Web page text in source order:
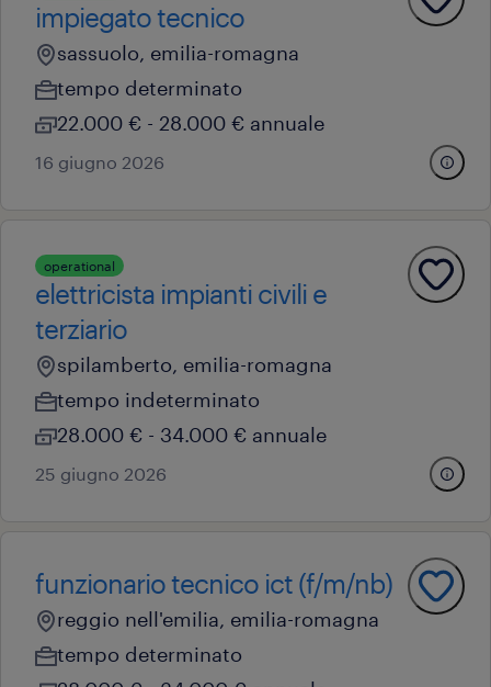
impiegato tecnico
sassuolo, emilia-romagna
tempo determinato
22.000 € - 28.000 € annuale
16 giugno 2026
operational
elettricista impianti civili e
terziario
spilamberto, emilia-romagna
tempo indeterminato
28.000 € - 34.000 € annuale
25 giugno 2026
funzionario tecnico ict (f/m/nb)
reggio nell'emilia, emilia-romagna
tempo determinato